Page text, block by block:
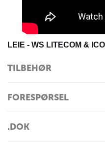
LEIE - WS LITECOM &
TILBEHØR
FORESPØRSEL
.DOK